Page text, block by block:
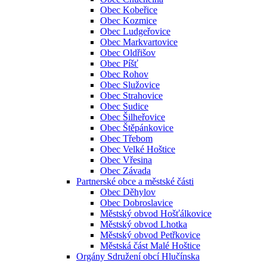
Obec Kobeřice
Obec Kozmice
Obec Ludgeřovice
Obec Markvartovice
Obec Oldřišov
Obec Píšť
Obec Rohov
Obec Služovice
Obec Strahovice
Obec Sudice
Obec Šilheřovice
Obec Štěpánkovice
Obec Třebom
Obec Velké Hoštice
Obec Vřesina
Obec Závada
Partnerské obce a městské části
Obec Děhylov
Obec Dobroslavice
Městský obvod Hošťálkovice
Městský obvod Lhotka
Městský obvod Petřkovice
Městská část Malé Hoštice
Orgány Sdružení obcí Hlučínska